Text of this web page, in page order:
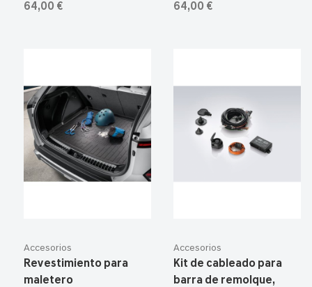
64,00 €
64,00 €
Accesorios
Revestimiento para
maletero
Accesorios
Kit de cableado para
barra de remolque,